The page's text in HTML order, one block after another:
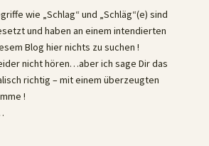
wie „Schlag“ und „Schläg“(e) sind
und haben an einem intendierten
Blog hier nichts zu suchen !
nicht hören…aber ich sage Dir das
richtig – mit einem überzeugten
!